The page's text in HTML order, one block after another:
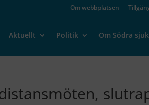
Om webbplatsen
Aktuellt Politik Om Södra